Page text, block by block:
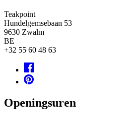
Teakpoint
Hundelgemsebaan 53
9630 Zwalm
BE
+32 55 60 48 63
Openingsuren